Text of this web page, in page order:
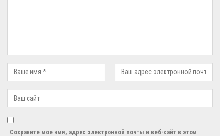
Сохраните мое имя, адрес электронной почты и веб-сайт в этом